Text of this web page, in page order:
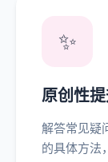
✨
原创性
解答常见疑
的具体方法